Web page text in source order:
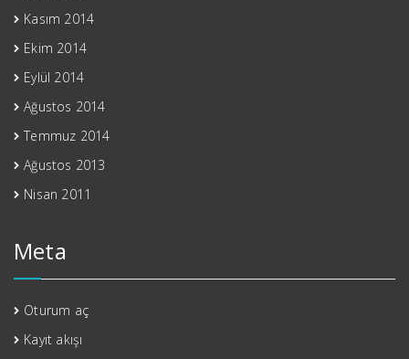
Kasım 2014
Ekim 2014
Eylül 2014
Ağustos 2014
Temmuz 2014
Ağustos 2013
Nisan 2011
Meta
Oturum aç
Kayıt akışı